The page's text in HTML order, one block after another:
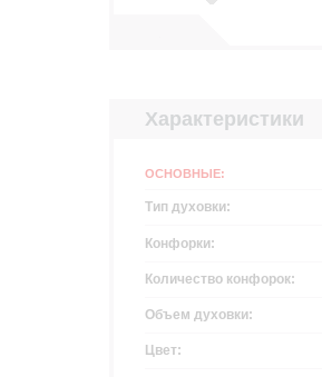
Характеристики
ОСНОВНЫЕ:
Тип духовки:
Конфорки:
Количество конфорок:
Объем духовки:
Цвет: